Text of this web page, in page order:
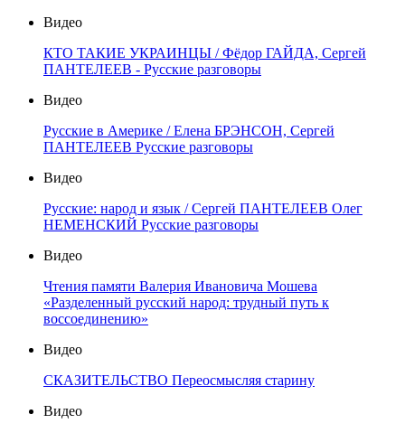
Видео
КТО ТАКИЕ УКРАИНЦЫ / Фёдор ГАЙДА, Сергей
ПАНТЕЛЕЕВ - Русские разговоры
Видео
Русские в Америке / Елена БРЭНСОН, Сергей
ПАНТЕЛЕЕВ Русские разговоры
Видео
Русские: народ и язык / Сергей ПАНТЕЛЕЕВ Олег
НЕМЕНСКИЙ Русские разговоры
Видео
Чтения памяти Валерия Ивановича Мошева
«Разделенный русский народ: трудный путь к
воссоединению»
Видео
СКАЗИТЕЛЬСТВО Переосмысляя старину
Видео